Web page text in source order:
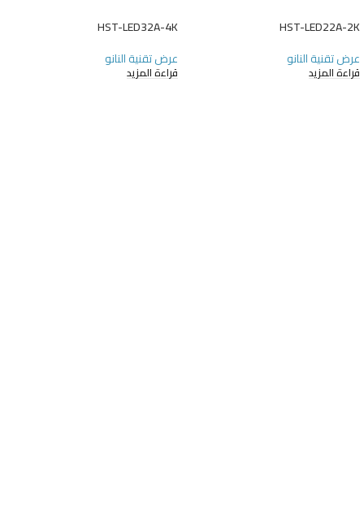
HST-LED22A-2K
عرض تقنية النانو
قراءة المزيد
HST-LED32A-4K
عرض تقنية النانو
قراءة المزيد